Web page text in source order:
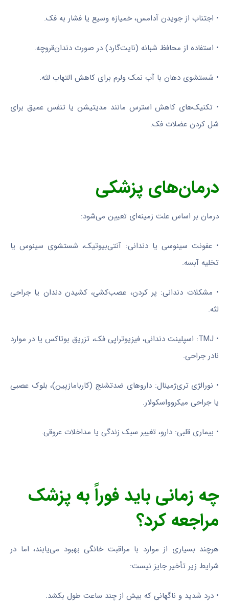
• اجتناب از جویدن آدامس، خمیازه وسیع یا فشار به فک.
• استفاده از محافظ شبانه (نایت‌گارد) در صورت دندان‌قروچه.
• شستشوی دهان با آب نمک ولرم برای کاهش التهاب لثه.
• تکنیک‌های کاهش استرس مانند مدیتیشن یا تنفس عمیق برای
شل کردن عضلات فک.
درمان‌های پزشکی
درمان بر اساس علت زمینه‌ای تعیین می‌شود:
• عفونت سینوسی یا دندانی: آنتی‌بیوتیک، شستشوی سینوس یا
تخلیه آبسه.
• مشکلات دندانی: پر کردن، عصب‌کشی، کشیدن دندان یا جراحی
لثه.
• TMJ: اسپلینت دندانی، فیزیوتراپی فک، تزریق بوتاکس یا در موارد
نادر جراحی.
• نورالژی تری‌ژمینال: داروهای ضدتشنج (کاربامازپین)، بلوک عصبی
یا جراحی میکروواسکولار.
• بیماری قلبی: دارو، تغییر سبک زندگی یا مداخلات عروقی.
چه زمانی باید فوراً به پزشک
مراجعه کرد؟
هرچند بسیاری از موارد با مراقبت خانگی بهبود می‌یابند، اما در
شرایط زیر تأخیر جایز نیست:
• درد شدید و ناگهانی که بیش از چند ساعت طول بکشد.